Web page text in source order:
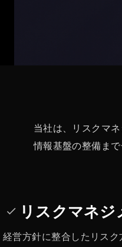
当社は、リスクマ
情報基盤の整備ま
done リスクマネ
経営方針に整合したリス